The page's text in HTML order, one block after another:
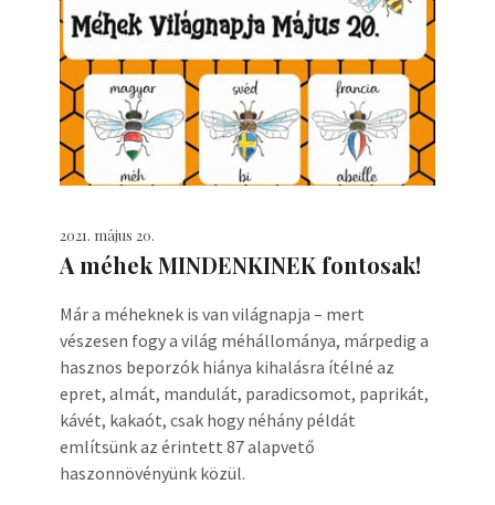
2021. május 20.
A méhek MINDENKINEK fontosak!
Már a méheknek is van világnapja – mert
vészesen fogy a világ méhállománya, márpedig a
hasznos beporzók hiánya kihalásra ítélné az
epret, almát, mandulát, paradicsomot, paprikát,
kávét, kakaót, csak hogy néhány példát
említsünk az érintett 87 alapvető
haszonnövényünk közül.